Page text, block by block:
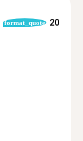
format_quote 20